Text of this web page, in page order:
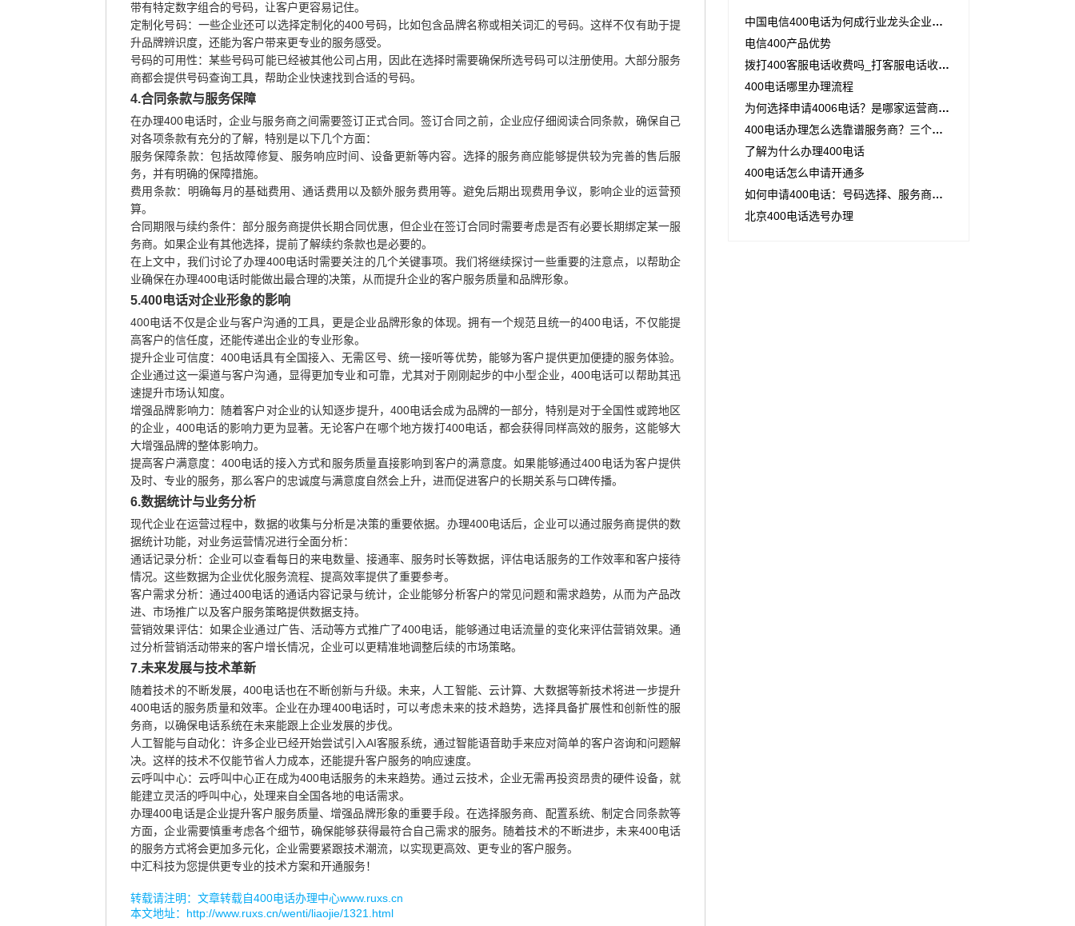
带有特定数字组合的号码，让客户更容易记住。
定制化号码：一些企业还可以选择定制化的400号码，比如包含品牌名称或相关词汇的号码。这样不仅有助于提
升品牌辨识度，还能为客户带来更专业的服务感受。
号码的可用性：某些号码可能已经被其他公司占用，因此在选择时需要确保所选号码可以注册使用。大部分服务
商都会提供号码查询工具，帮助企业快速找到合适的号码。
4.合同条款与服务保障
在办理400电话时，企业与服务商之间需要签订正式合同。签订合同之前，企业应仔细阅读合同条款，确保自己
对各项条款有充分的了解，特别是以下几个方面：
服务保障条款：包括故障修复、服务响应时间、设备更新等内容。选择的服务商应能够提供较为完善的售后服
务，并有明确的保障措施。
费用条款：明确每月的基础费用、通话费用以及额外服务费用等。避免后期出现费用争议，影响企业的运营预
算。
合同期限与续约条件：部分服务商提供长期合同优惠，但企业在签订合同时需要考虑是否有必要长期绑定某一服
务商。如果企业有其他选择，提前了解续约条款也是必要的。
在上文中，我们讨论了办理400电话时需要关注的几个关键事项。我们将继续探讨一些重要的注意点，以帮助企
业确保在办理400电话时能做出最合理的决策，从而提升企业的客户服务质量和品牌形象。
5.400电话对企业形象的影响
400电话不仅是企业与客户沟通的工具，更是企业品牌形象的体现。拥有一个规范且统一的400电话，不仅能提
高客户的信任度，还能传递出企业的专业形象。
提升企业可信度：400电话具有全国接入、无需区号、统一接听等优势，能够为客户提供更加便捷的服务体验。
企业通过这一渠道与客户沟通，显得更加专业和可靠，尤其对于刚刚起步的中小型企业，400电话可以帮助其迅
速提升市场认知度。
增强品牌影响力：随着客户对企业的认知逐步提升，400电话会成为品牌的一部分，特别是对于全国性或跨地区
的企业，400电话的影响力更为显著。无论客户在哪个地方拨打400电话，都会获得同样高效的服务，这能够大
大增强品牌的整体影响力。
提高客户满意度：400电话的接入方式和服务质量直接影响到客户的满意度。如果能够通过400电话为客户提供
及时、专业的服务，那么客户的忠诚度与满意度自然会上升，进而促进客户的长期关系与口碑传播。
6.数据统计与业务分析
现代企业在运营过程中，数据的收集与分析是决策的重要依据。办理400电话后，企业可以通过服务商提供的数
据统计功能，对业务运营情况进行全面分析：
通话记录分析：企业可以查看每日的来电数量、接通率、服务时长等数据，评估电话服务的工作效率和客户接待
情况。这些数据为企业优化服务流程、提高效率提供了重要参考。
客户需求分析：通过400电话的通话内容记录与统计，企业能够分析客户的常见问题和需求趋势，从而为产品改
进、市场推广以及客户服务策略提供数据支持。
营销效果评估：如果企业通过广告、活动等方式推广了400电话，能够通过电话流量的变化来评估营销效果。通
过分析营销活动带来的客户增长情况，企业可以更精准地调整后续的市场策略。
7.未来发展与技术革新
随着技术的不断发展，400电话也在不断创新与升级。未来，人工智能、云计算、大数据等新技术将进一步提升
400电话的服务质量和效率。企业在办理400电话时，可以考虑未来的技术趋势，选择具备扩展性和创新性的服
务商，以确保电话系统在未来能跟上企业发展的步伐。
人工智能与自动化：许多企业已经开始尝试引入AI客服系统，通过智能语音助手来应对简单的客户咨询和问题解
决。这样的技术不仅能节省人力成本，还能提升客户服务的响应速度。
云呼叫中心：云呼叫中心正在成为400电话服务的未来趋势。通过云技术，企业无需再投资昂贵的硬件设备，就
能建立灵活的呼叫中心，处理来自全国各地的电话需求。
办理400电话是企业提升客户服务质量、增强品牌形象的重要手段。在选择服务商、配置系统、制定合同条款等
方面，企业需要慎重考虑各个细节，确保能够获得最符合自己需求的服务。随着技术的不断进步，未来400电话
的服务方式将会更加多元化，企业需要紧跟技术潮流，以实现更高效、更专业的客户服务。
中汇科技为您提供更专业的技术方案和开通服务！
转载请注明：文章转载自400电话办理中心www.ruxs.cn
本文地址： http://www.ruxs.cn/wenti/liaojie/1321.html
中国电信400电话为何成行业龙头企业的首选？
电信400产品优势
拨打400客服电话收费吗_打客服电话收费标准
400电话哪里办理流程
为何选择申请4006电话？是哪家运营商的？
400电话办理怎么选靠谱服务商？三个标准建议收藏
了解为什么办理400电话
400电话怎么申请开通多
如何申请400电话：号码选择、服务商挑选与申请步骤详解
北京400电话选号办理